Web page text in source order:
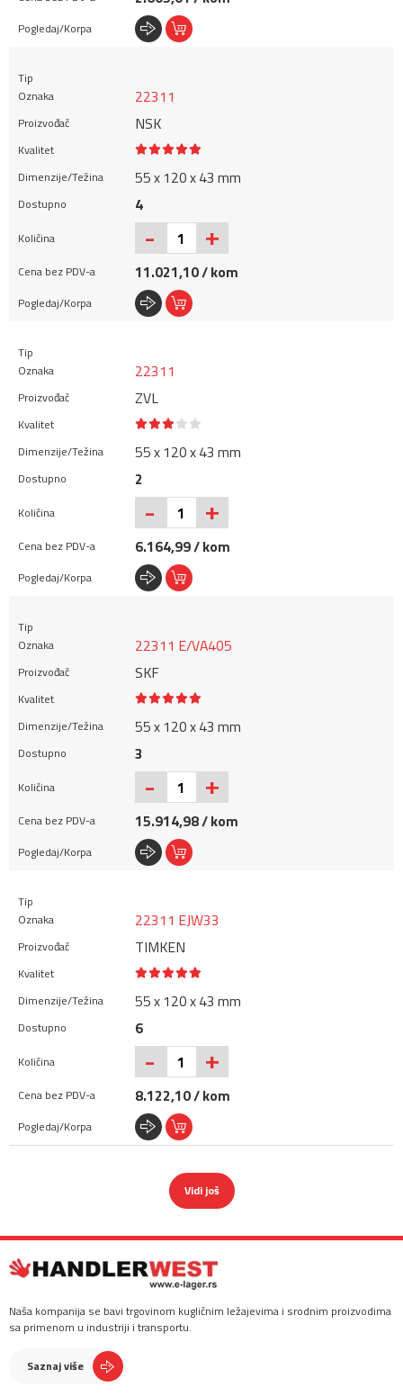
22311
NSK
55 x 120 x 43 mm
4
- +
11.021,10 / kom
22311
ZVL
55 x 120 x 43 mm
2
- +
6.164,99 / kom
22311 E/VA405
SKF
55 x 120 x 43 mm
3
- +
15.914,98 / kom
22311 EJW33
TIMKEN
55 x 120 x 43 mm
6
- +
8.122,10 / kom
Vidi još
Naša kompanija se bavi trgovinom kugličnim ležajevima i srodnim proizvodima
sa primenom u industriji i transportu.
Saznaj više